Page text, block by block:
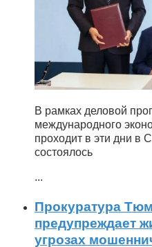
В рамках деловой
международного
проходит в эти дни в
состоялось
...
Прокуратура
предупреждает
угрозах